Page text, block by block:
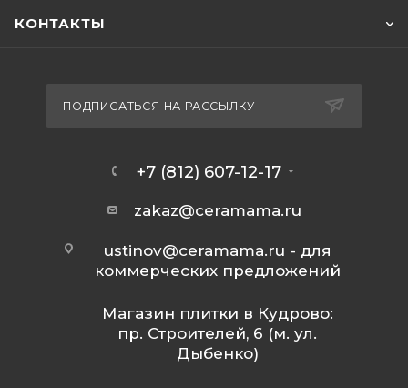
КОНТАКТЫ
ПОДПИСАТЬСЯ НА РАССЫЛКУ
+7 (812) 607-12-17
zakaz@ceramama.ru
ustinov@ceramama.ru - для
коммерческих предложений
Магазин плитки в Кудрово:
пр. Строителей, 6 (м. ул.
Дыбенко)